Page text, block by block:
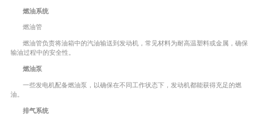
燃油系统
燃油管
燃油管负责将油箱中的汽油输送到发动机，常见材料为耐高温塑料或金属，确保
输油过程中的安全性。
燃油泵
一些发电机配备燃油泵，以确保在不同工作状态下，发动机都能获得充足的燃
油。
排气系统